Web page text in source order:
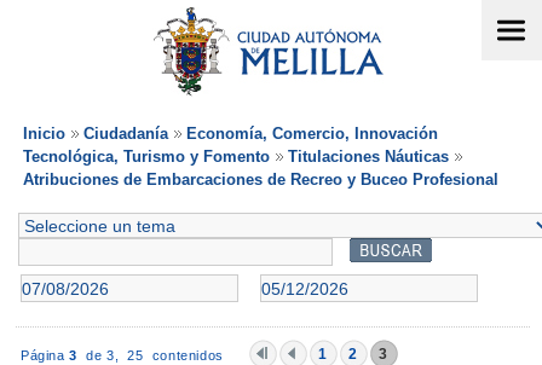
Inicio Ciudadanía
Economía, Comercio, Innovación
Tecnológica, Turismo y Fomento
Titulaciones Náuticas
Atribuciones de Embarcaciones de Recreo y Buceo Profesional
Página 3 de 3,25 contenidos 1 2 3